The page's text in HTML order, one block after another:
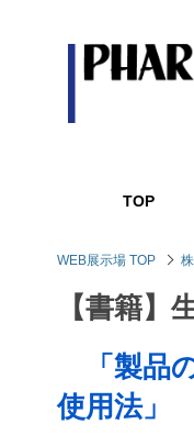
TOP
WEB展示場 TOP
【書籍
「製品
使用法」